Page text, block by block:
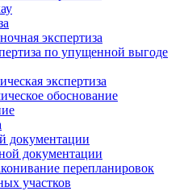
экспертиза
по упущенной выгоде
экспертиза
обоснование
документации
документации
перепланировок
участков